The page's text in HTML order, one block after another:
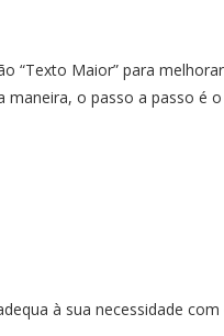
“Texto Maior” para
o passo a passo é
à sua necessidade